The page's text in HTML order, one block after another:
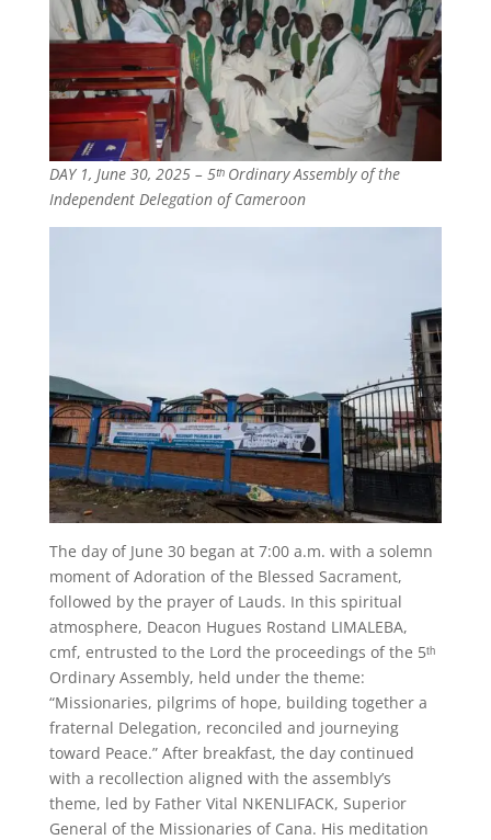
DAY 1, June 30, 2025 – 5ᵗʰ Ordinary Assembly of the
Independent Delegation of Cameroon
The day of June 30 began at 7:00 a.m. with a solemn
moment of Adoration of the Blessed Sacrament,
followed by the prayer of Lauds. In this spiritual
atmosphere, Deacon Hugues Rostand LIMALEBA,
cmf, entrusted to the Lord the proceedings of the 5ᵗʰ
Ordinary Assembly, held under the theme:
“Missionaries, pilgrims of hope, building together a
fraternal Delegation, reconciled and journeying
toward Peace.” After breakfast, the day continued
with a recollection aligned with the assembly’s
theme, led by Father Vital NKENLIFACK, Superior
General of the Missionaries of Cana. His meditation